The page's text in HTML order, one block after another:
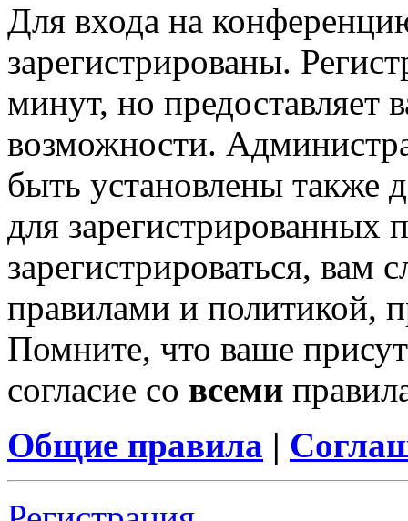
Для входа на
зарегистрированы.
минут, но предоставляет
возможности.
быть установлены также
для зарегистрированных
зарегистрироваться, вам
правилами и политикой,
Помните, что ваше
согласие со всеми
Общие правила |